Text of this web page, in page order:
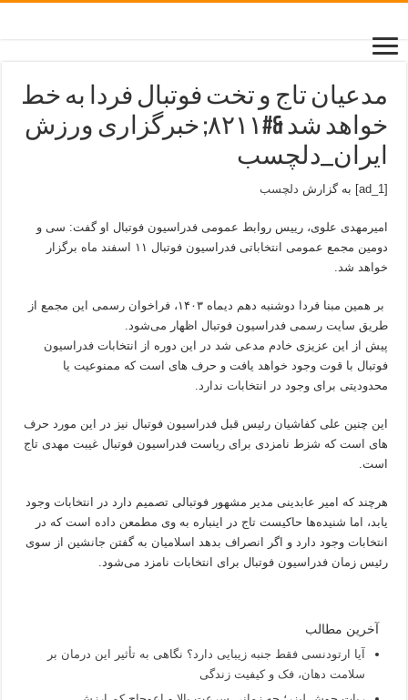
مدعیان تاج و تخت فوتبال فردا به خط
خواهد شد &#۸۲۱۱; خبرگزاری ورزش
ایران_دلچسب
[ad_1] به گزارش دلچسب
امیرمهدی علوی، رییس روابط عمومی فدراسیون فوتبال او گفت: سی و
دومین مجمع عمومی انتخاباتی فدراسیون فوتبال ۱۱ اسفند ماه برگزار
خواهد شد.
بر همین مبنا فردا دوشنبه دهم دیماه ۱۴۰۳، فراخوان رسمی این مجمع از
طریق سایت رسمی فدراسیون فوتبال اظهار می‌شود.
پیش از این عزیزی خادم مدعی شد در این دوره از انتخابات فدراسیون
فوتبال با قوت وجود خواهد یافت و حرف های است که ممنوعیت یا
محدودیتی برای وجود در انتخابات ندارد.
این چنین علی کفاشیان رئیس قبل فدراسیون فوتبال نیز در این مورد حرف
های است که شزط نامزدی برای ریاست فدراسیون فوتبال غیبت مهدی تاج
است.
هرچند که امیر عابدینی مدیر مشهور فوتبالی تصمیم دارد در انتخابات وجود
یابد، اما شنیده‌ها حاکیست تاج در اینباره به وی مطمعن داده است که در
انتخابات وجود دارد و اگر انصراف بدهد اسلامیان به گفتن جانشین از سوی
رئیس زمان فدراسیون فوتبال برای انتخابات نامزد می‌شود.
آخرین مطالب
آیا ارتودنسی فقط جنبه زیبایی دارد؟ نگاهی به تأثیر این درمان بر
سلامت دهان، فک و کیفیت زندگی